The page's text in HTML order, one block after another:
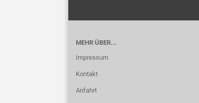
MEHR ÜBER...
Impressum
Kontakt
Anfahrt